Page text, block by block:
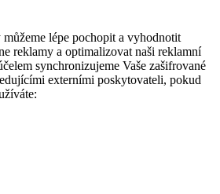
lépe pochopit a vyhodnotit
reklamy a optimalizovat naši reklamní
synchronizujeme Vaše zašifrované
externími poskytovateli, pokud